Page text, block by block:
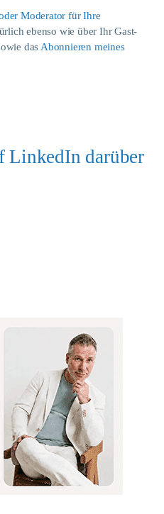
Moderator für Ihre
ebenso wie über Ihr Gast-
dasAbonnieren meines
LinkedIn darüber